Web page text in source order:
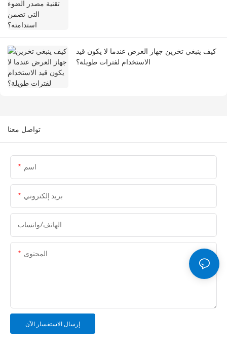
كيف ينبغي تخزين جهاز العرض عندما لا يكون قيد
الاستخدام لفترات طويلة؟
تواصل معنا
اسم
بريد إلكتروني
الهاتف/واتساب
المحتوى
إرسال الاستفسار الآن